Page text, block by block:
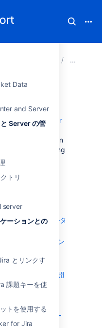
Data
and Server
Server の管
トリ
server
ーションとの
とリンクす
課題キーを使
トを使用する
for Jira
Center and Server
up to date on
minimize switching
integrated, you
the issue
えます。
スの更新をリアルタ
使って課題のトラン
発の進捗を確認
Cloud で開
題をダッシュボー